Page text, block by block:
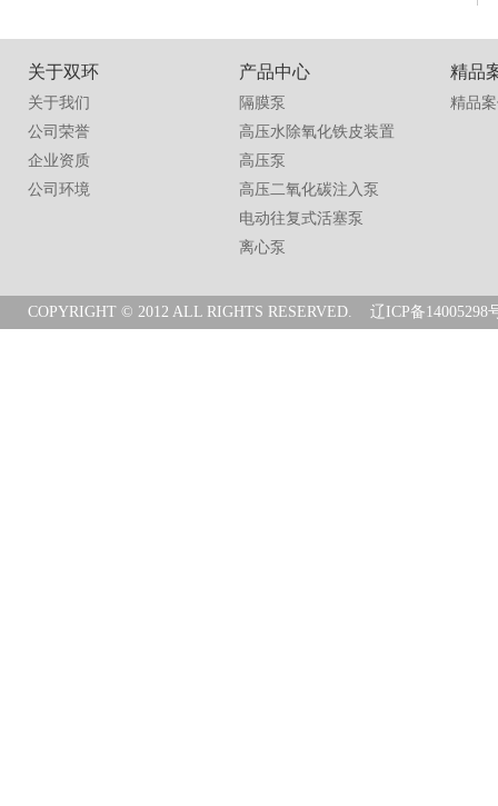
关于双环
关于我们
公司荣誉
企业资质
公司环境
产品中心
隔膜泵
高压水除氧化铁皮装置
高压泵
高压二氧化碳注入泵
电动往复式活塞泵
离心泵
精品
精品
COPYRIGHT © 2012 ALL RIGHTS RESERVED. 辽ICP备14005298